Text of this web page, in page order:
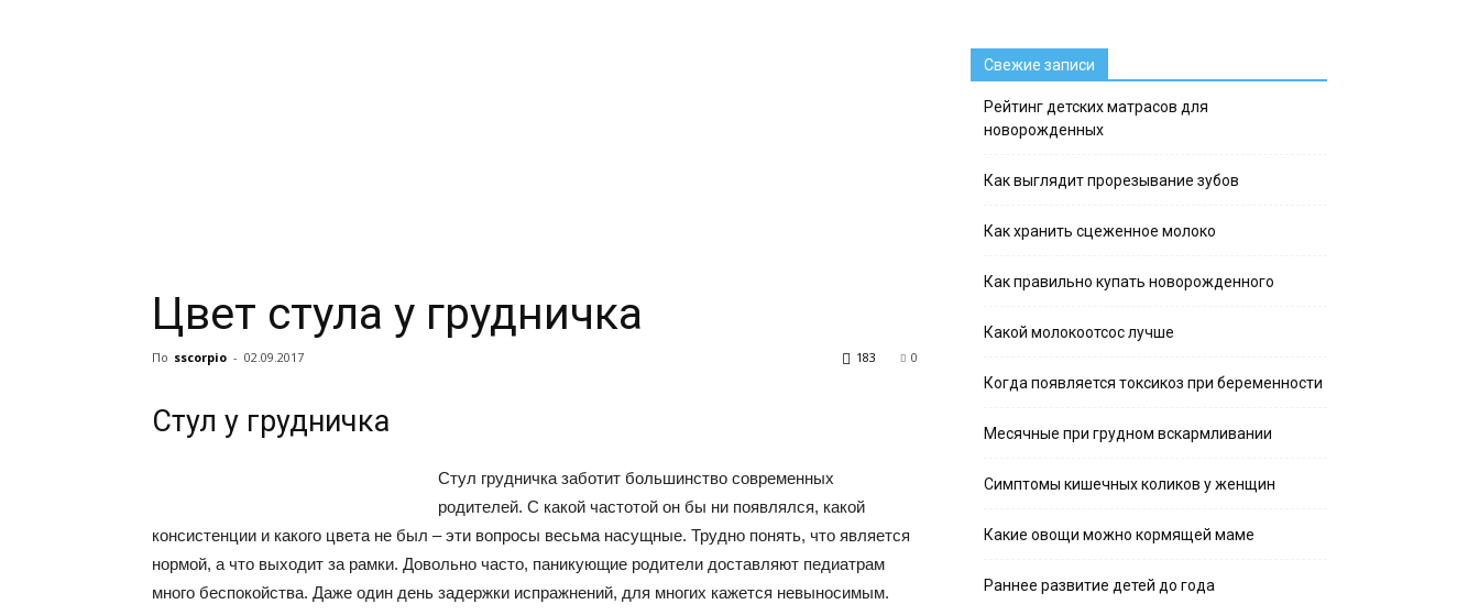
Цвет стула у грудничка
По sscorpio - 02.09.2017 0
183
Стул у грудничка
Стул грудничка заботит большинство современных
родителей. С какой частотой он бы ни появлялся, какой
консистенции и какого цвета не был – эти вопросы весьма насущные. Трудно понять, что является
нормой, а что выходит за рамки. Довольно часто, паникующие родители доставляют педиатрам
много беспокойства. Даже один день задержки испражнений, для многих кажется невыносимым.
Свежие записи
Рейтинг детских матрасов для
новорожденных
Как выглядит прорезывание зубов
Как хранить сцеженное молоко
Как правильно купать новорожденного
Какой молокоотсос лучше
Когда появляется токсикоз при беременности
Месячные при грудном вскармливании
Симптомы кишечных коликов у женщин
Какие овощи можно кормящей маме
Раннее развитие детей до года